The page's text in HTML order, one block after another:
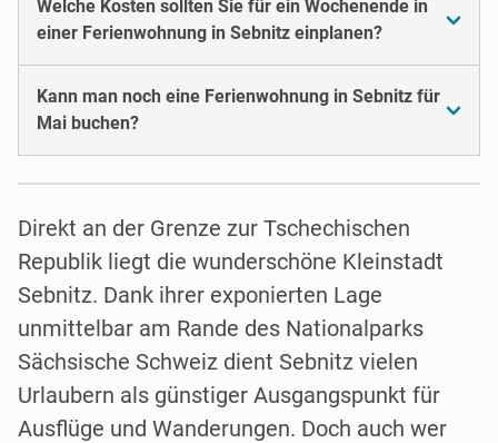
Welche Kosten sollten Sie für ein Wochenende in
einer Ferienwohnung in Sebnitz einplanen?
Kann man noch eine Ferienwohnung in Sebnitz für
Mai buchen?
Direkt an der Grenze zur Tschechischen
Republik liegt die wunderschöne Kleinstadt
Sebnitz. Dank ihrer exponierten Lage
unmittelbar am Rande des Nationalparks
Sächsische Schweiz dient Sebnitz vielen
Urlaubern als günstiger Ausgangspunkt für
Ausflüge und Wanderungen. Doch auch wer